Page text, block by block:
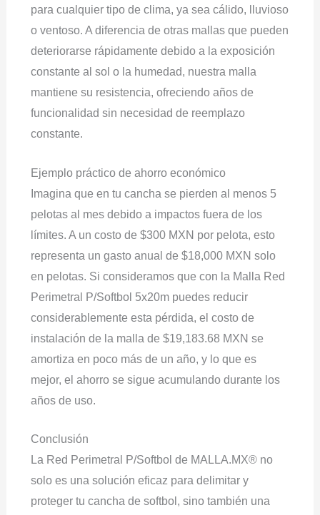
para cualquier tipo de clima, ya sea cálido, lluvioso
o ventoso. A diferencia de otras mallas que pueden
deteriorarse rápidamente debido a la exposición
constante al sol o la humedad, nuestra malla
mantiene su resistencia, ofreciendo años de
funcionalidad sin necesidad de reemplazo
constante.
Ejemplo práctico de ahorro económico
Imagina que en tu cancha se pierden al menos 5
pelotas al mes debido a impactos fuera de los
límites. A un costo de $300 MXN por pelota, esto
representa un gasto anual de $18,000 MXN solo
en pelotas. Si consideramos que con la Malla Red
Perimetral P/Softbol 5x20m puedes reducir
considerablemente esta pérdida, el costo de
instalación de la malla de $19,183.68 MXN se
amortiza en poco más de un año, y lo que es
mejor, el ahorro se sigue acumulando durante los
años de uso.
Conclusión
La Red Perimetral P/Softbol de MALLA.MX® no
solo es una solución eficaz para delimitar y
proteger tu cancha de softbol, sino también una